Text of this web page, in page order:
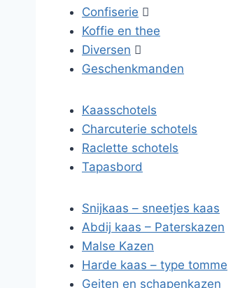
Confiserie 
Koffie en thee
Diversen 
Geschenkmanden
Kaasschotels
Charcuterie schotels
Raclette schotels
Tapasbord
Snijkaas – sneetjes kaas
Abdij kaas – Paterskazen
Malse Kazen
Harde kaas – type tomme
Geiten en schapenkazen